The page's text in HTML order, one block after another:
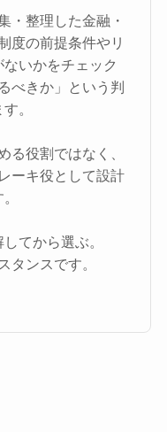
・整理した金融・
度の前提条件やリ
いかをチェック
べきか」という判
。
る役割ではなく、
ーキ役として設計
てから選ぶ。
タンスです。